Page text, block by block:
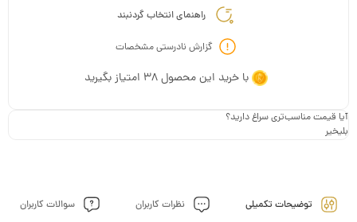
راهنمای انتخاب گردنبند
گزارش نادرستی مشخصات
با خرید این محصول38امتیاز بگیرید
مناسب‌تری سراغ دارید؟
توضیحات تکمیلی نظرات کاربران سوالات کاربران